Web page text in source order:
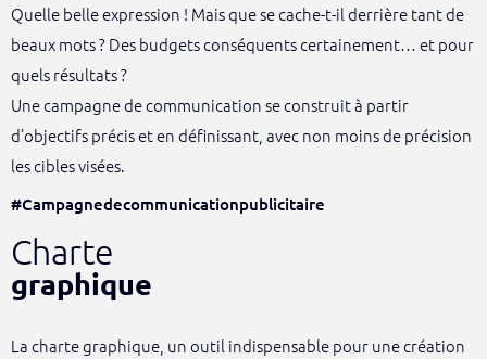
Quelle belle expression ! Mais que se cache-t-il derrière tant de
beaux mots ? Des budgets conséquents certainement… et pour
quels résultats ?
Une campagne de communication se construit à partir
d’objectifs précis et en définissant, avec non moins de précision
les cibles visées.
#Campagnedecommunicationpublicitaire
Charte
graphique
La charte graphique, un outil indispensable pour une création